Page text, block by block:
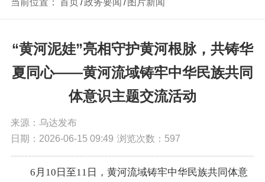
/ /
“黄河泥娃”亮相守护黄河根脉，共铸华
夏同心——黄河流域铸牢中华民族共同
体意识主题交流活动
来源：乌达发布
日期：2026-06-15 09:49 浏览次数： 597
6月10日至11日，黄河流域铸牢中华民族共同体意